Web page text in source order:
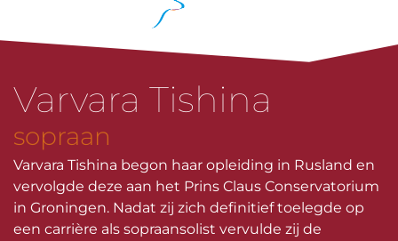
Varvara Tishina
sopraan
Varvara Tishina begon haar opleiding in Rusland en
vervolgde deze aan het Prins Claus Conservatorium
in Groningen. Nadat zij zich definitief toelegde op
een carrière als sopraansolist vervulde zij de